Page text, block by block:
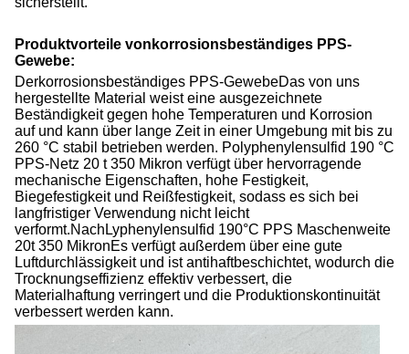
Produktvorteile von korrosionsbeständiges PPS-
Gewebe:
Derkorrosionsbeständiges PPS-GewebeDas von uns
hergestellte Material weist eine ausgezeichnete
Beständigkeit gegen hohe Temperaturen und Korrosion
auf und kann über lange Zeit in einer Umgebung mit bis zu
260 °C stabil betrieben werden. Polyphenylensulfid 190 °C
PPS-Netz 20 t 350 Mikron verfügt über hervorragende
mechanische Eigenschaften, hohe Festigkeit,
Biegefestigkeit und Reißfestigkeit, sodass es sich bei
langfristiger Verwendung nicht leicht
verformt.Nach Lyphenylensulfid 190°C PPS Maschenweite
20t 350 MikronEs verfügt außerdem über eine gute
Luftdurchlässigkeit und ist antihaftbeschichtet, wodurch die
Trocknungseffizienz effektiv verbessert, die
Materialhaftung verringert und die Produktionskontinuität
verbessert werden kann.